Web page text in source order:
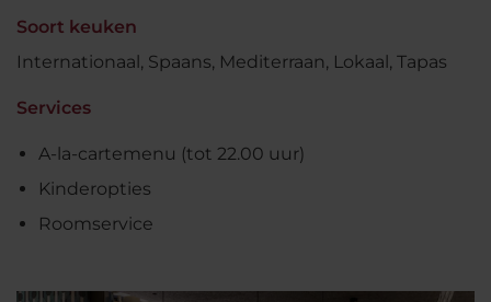
Soort keuken
Internationaal, Spaans, Mediterraan, Lokaal, Tapas
Services
A-la-cartemenu (tot 22.00 uur)
Kinderopties
Roomservice